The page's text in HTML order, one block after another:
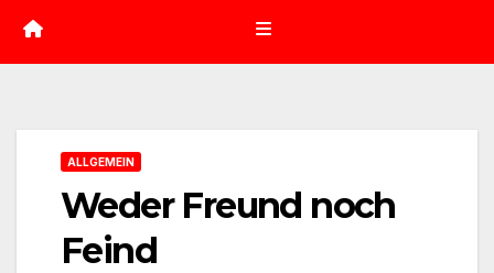
ALLGEMEIN
Weder Freund noch
Feind